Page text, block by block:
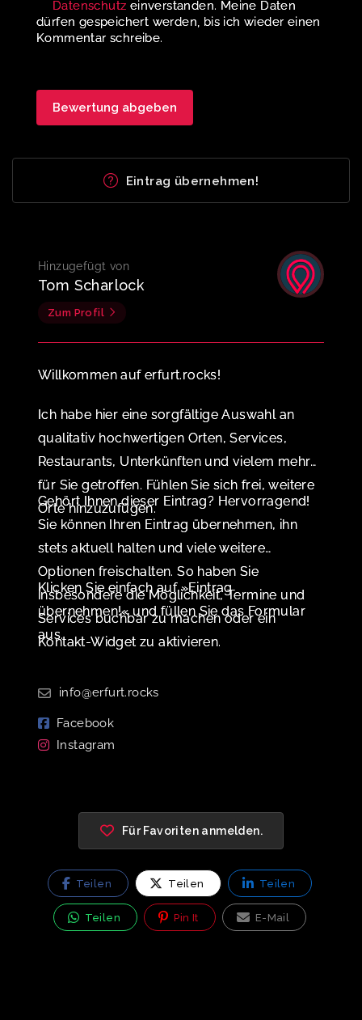
Datenschutz einverstanden. Meine Daten
dürfen gespeichert werden, bis ich wieder einen
Kommentar schreibe.
Eintrag übernehmen!
Hinzugefügt von
Tom Scharlock
Zum Profil
Willkommen auf erfurt.rocks!
Ich habe hier eine sorgfältige Auswahl an
qualitativ hochwertigen Orten, Services,
Restaurants, Unterkünften und vielem mehr
für Sie getroffen. Fühlen Sie sich frei, weitere
Orte hinzuzufügen.
Gehört Ihnen dieser Eintrag? Hervorragend!
Sie können Ihren Eintrag übernehmen, ihn
stets aktuell halten und viele weitere
Optionen freischalten. So haben Sie
insbesondere die Möglichkeit, Termine und
Services buchbar zu machen oder ein
Kontakt-Widget zu aktivieren.
Klicken Sie einfach auf »Eintrag
übernehmen!« und füllen Sie das Formular
aus.
info@erfurt.rocks
Facebook
Instagram
Für Favoriten anmelden.
Teilen Teilen Teilen
Teilen Pin It E-Mail